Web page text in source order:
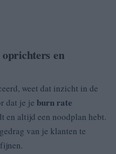
en
weet dat inzicht in de
dat je je burn rate
en altijd een noodplan hebt.
van je klanten te